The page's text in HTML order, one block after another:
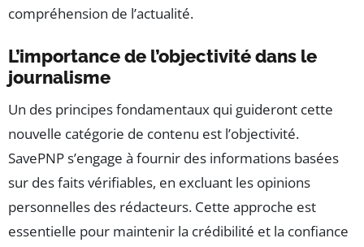
compréhension de l’actualité.
L’importance de l’objectivité dans le
journalisme
Un des principes fondamentaux qui guideront cette
nouvelle catégorie de contenu est l’objectivité.
SavePNP s’engage à fournir des informations basées
sur des faits vérifiables, en excluant les opinions
personnelles des rédacteurs. Cette approche est
essentielle pour maintenir la crédibilité et la confiance